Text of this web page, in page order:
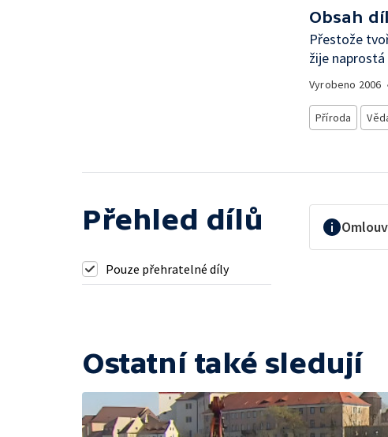
Obsah
Přestože
žije
Vyrobeno 2006
Příroda
Přehled dílů
Pouze přehratelné díly
Ostatní také sledují